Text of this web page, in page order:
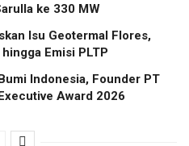
ke 330 MW
Isu Geotermal Flores,
Emisi PLTP
Indonesia, Founder PT
Award 2026